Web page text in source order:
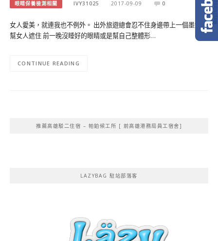
眼睛保養檢測相關 IVY31025 2017-09-09 0
女人愛美，就連我也不例外。 出外旅遊總會忍不住身邊帶上一個墨鏡，
幫女人遮住 前一晚沒睡好的眼睛或是幫自己整體形…
CONTINUE READING
推薦高雄駁二住宿 – 帕鉑候工所 [ 前高雄港務局員工宿舍]
LAZYBAG 駐站部落客